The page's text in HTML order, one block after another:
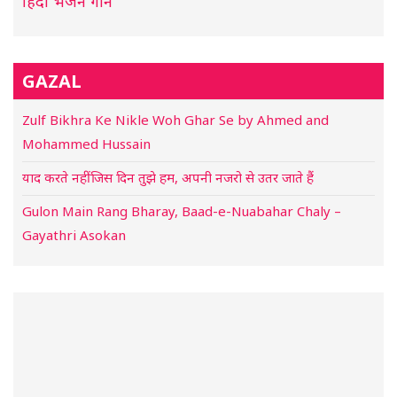
GAZAL
Zulf Bikhra Ke Nikle Woh Ghar Se by Ahmed and
Mohammed Hussain
याद करते नहीं जिस दिन तुझे हम, अपनी नजरो से उतर जाते हैं
Gulon Main Rang Bharay, Baad-e-Nuabahar Chaly –
Gayathri Asokan